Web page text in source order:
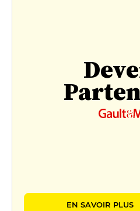
EN SAVOIR PLUS